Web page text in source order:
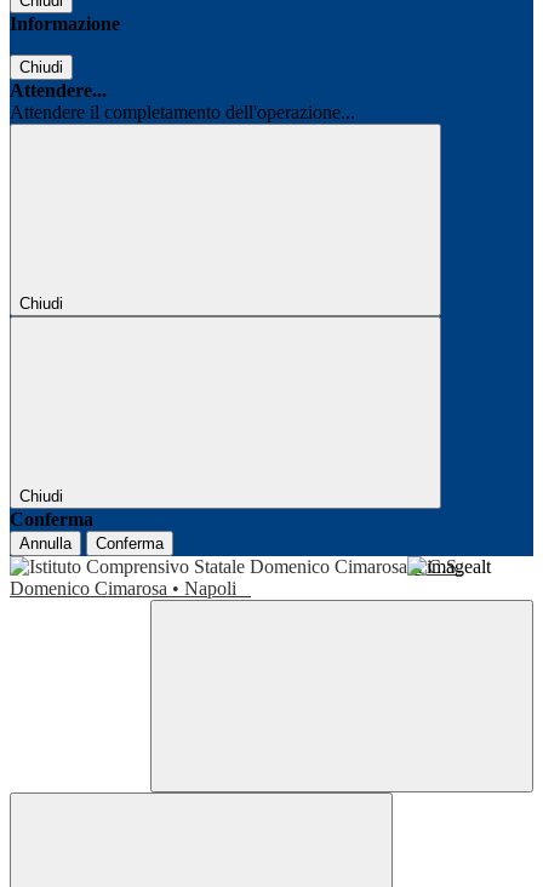
Informazione
Chiudi
Attendere...
Attendere il completamento dell'operazione...
Chiudi
Chiudi
Conferma
Annulla Conferma
I.C.S.
Domenico Cimarosa • Napoli